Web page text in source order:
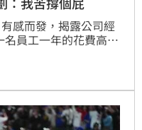
感而發，揭露公司經
員工一年的花費高達
」，但被解讀為「苦
。